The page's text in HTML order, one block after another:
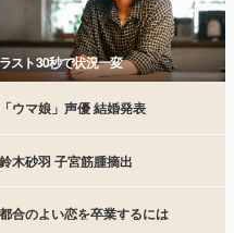
ラスト30秒で状況一変
「ウマ娘」声優 結婚発表
鈴木砂羽 子宮筋腫摘出
都合のよい恋を卒業するには